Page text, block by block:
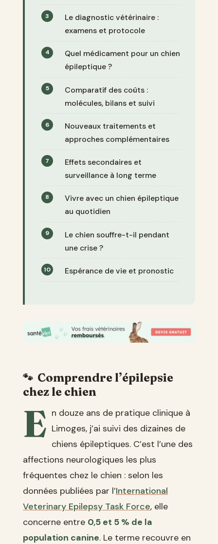
Le diagnostic vétérinaire :
examens et protocole
Quel médicament pour un chien
épileptique ?
Comparatif des coûts :
molécules, bilans et suivi
Nouveaux traitements et
approches complémentaires
Effets secondaires et
surveillance à long terme
Vivre avec un chien épileptique
au quotidien
Le chien souffre-t-il pendant
une crise ?
Espérance de vie et pronostic
Comprendre l’épilepsie
chez le chien
E n douze ans de pratique clinique à
Limoges, j’ai suivi des dizaines de
chiens épileptiques. C’est l’une des
affections neurologiques les plus
fréquentes chez le chien : selon les
données publiées par l’International
Veterinary Epilepsy Task Force, elle
concerne entre 0,5 et 5 % de la
population canine. Le terme recouvre en